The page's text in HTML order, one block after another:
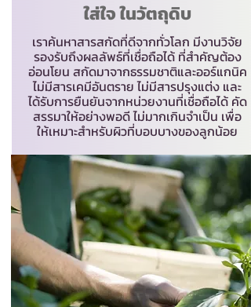
ใส่ใจ ในวัตถุดิบ
เราค้นหาสารสกัดที่ดีจากทั่วโลก มีงานวิจัย
รองรับถึงผลลัพธ์ที่เชื่อถือได้ ที่สำคัญต้อง
อ่อนโยน สกัดมาจากธรรมชาติและออร์แกนิค
ไม่มีสารเคมีอันตราย ไม่มีสารปรุงแต่ง และ
ได้รับการยืนยันจากหน่วยงานที่เชื่อถือได้ คัด
สรรมาให้อย่างพอดี ไม่มากเกินจำเป็น เพื่อ
ให้เหมาะสำหรับผิวที่บอบบางของลูกน้อย